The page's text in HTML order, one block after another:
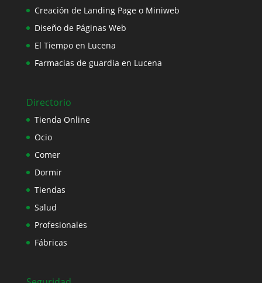
Creación de Landing Page o Miniweb
Diseño de Páginas Web
El Tiempo en Lucena
Farmacias de guardia en Lucena
Directorio
Tienda Online
Ocio
Comer
Dormir
Tiendas
Salud
Profesionales
Fábricas